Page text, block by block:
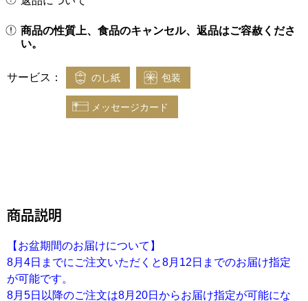
商品の性質上、食品のキャンセル、返品はご容赦くださ
い。
サービス： のし紙 包装
メッセージカード
商品説明
【お盆期間のお届けについて】
8月4日までにご注文いただくと8月12日までのお届け指定
が可能です。
8月5日以降のご注文は8月20日からお届け指定が可能にな